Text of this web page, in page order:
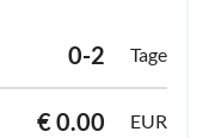
0-2 Tage
€ 0.00
EUR